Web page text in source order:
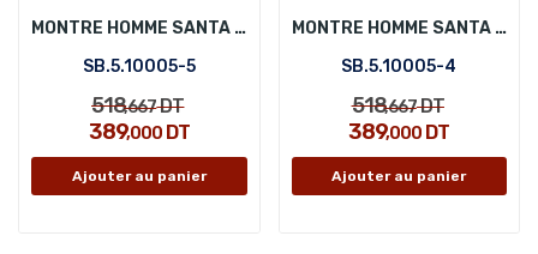
MONTRE HOMME SANTA BARBARA POLO SB.5.10005-5
SB.5.10005-5
518,667DT
389,000DT
Ajouter au panier
MONTRE HOMME SANTA BARBARA POLO SB.5.10005-4
SB.5.10005-4
518,667DT
389,000 DT
Ajouter au panier